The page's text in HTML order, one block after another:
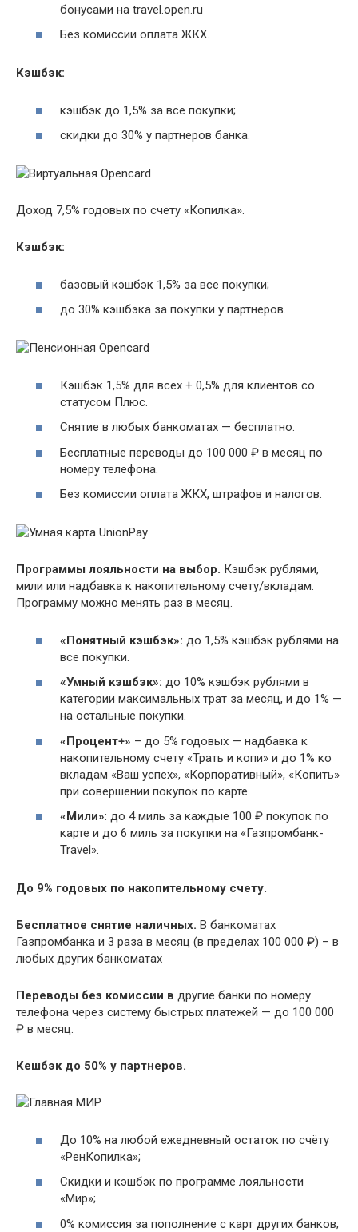
бонусами на travel.open.ru
Без комиссии оплата ЖКХ.
Кэшбэк:
кэшбэк до 1,5% за все покупки;
скидки до 30% у партнеров банка.
Доход 7,5% годовых по счету «Копилка».
Кэшбэк:
базовый кэшбэк 1,5% за все покупки;
до 30% кэшбэка за покупки у партнеров.
Кэшбэк 1,5% для всех + 0,5% для клиентов со
статусом Плюс.
Снятие в любых банкоматах — бесплатно.
Бесплатные переводы до 100 000 ₽ в месяц по
номеру телефона.
Без комиссии оплата ЖКХ, штрафов и налогов.
Программы лояльности на выбор. Кэшбэк рублями,
мили или надбавка к накопительному счету/вкладам.
Программу можно менять раз в месяц.
«Понятный кэшбэк»: до 1,5% кэшбэк рублями на
все покупки.
«Умный кэшбэк»: до 10% кэшбэк рублями в
категории максимальных трат за месяц, и до 1% —
на остальные покупки.
«Процент+» – до 5% годовых — надбавка к
накопительному счету «Трать и копи» и до 1% ко
вкладам «Ваш успех», «Корпоративный», «Копить»
при совершении покупок по карте.
«Мили»: до 4 миль за каждые 100 ₽ покупок по
карте и до 6 миль за покупки на «Газпромбанк-
Travel».
До 9% годовых по накопительному счету.
Бесплатное снятие наличных. В банкоматах
Газпромбанка и 3 раза в месяц (в пределах 100 000 ₽) – в
любых других банкоматах
Переводы без комиссии в другие банки по номеру
телефона через систему быстрых платежей — до 100 000
₽ в месяц.
Кешбэк до 50% у партнеров.
До 10% на любой ежедневный остаток по счёту
«РенКопилка»;
Скидки и кэшбэк по программе лояльности
«Мир»;
0% комиссия за пополнение с карт других банков;